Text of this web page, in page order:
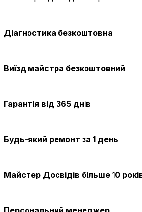
Діагностика безкоштовна
Виїзд майстра безкоштовний
Гарантія від 365 днів
Будь-який ремонт за 1 день
Майстер Досвідів більше 10
Персональний менеджер